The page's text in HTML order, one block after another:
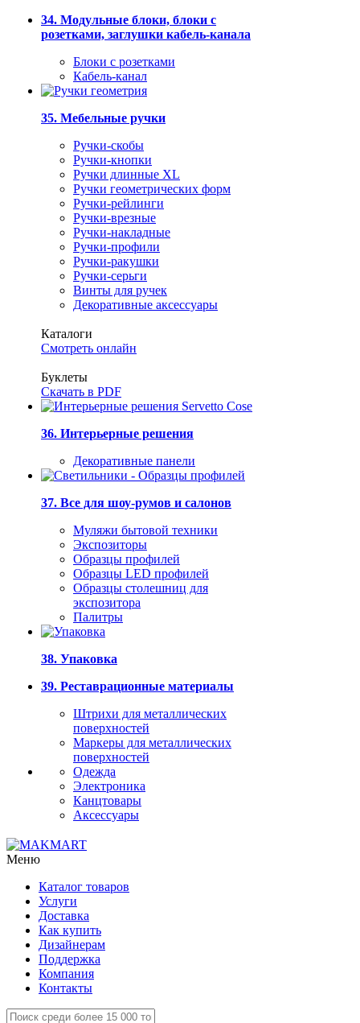
34. Модульные блоки, блоки с
розетками, заглушки кабель-канала
Блоки с розетками
Кабель-канал
35. Мебельные ручки
Ручки-скобы
Ручки-кнопки
Ручки длинные XL
Ручки геометрических форм
Ручки-рейлинги
Ручки-врезные
Ручки-накладные
Ручки-профили
Ручки-ракушки
Ручки-серьги
Винты для ручек
Декоративные аксессуары
Каталоги
Смотреть онлайн
Буклеты
Скачать в PDF
36. Интерьерные решения
Декоративные панели
37. Все для шоу-румов и салонов
Муляжи бытовой техники
Экспозиторы
Образцы профилей
Образцы LED профилей
Образцы столешниц для
экспозитора
Палитры
38. Упаковка
39. Реставрационные материалы
Штрихи для металлических
поверхностей
Маркеры для металлических
поверхностей
Одежда
Электроника
Канцтовары
Аксессуары
Меню
Каталог товаров
Услуги
Доставка
Как купить
Дизайнерам
Поддержка
Компания
Контакты